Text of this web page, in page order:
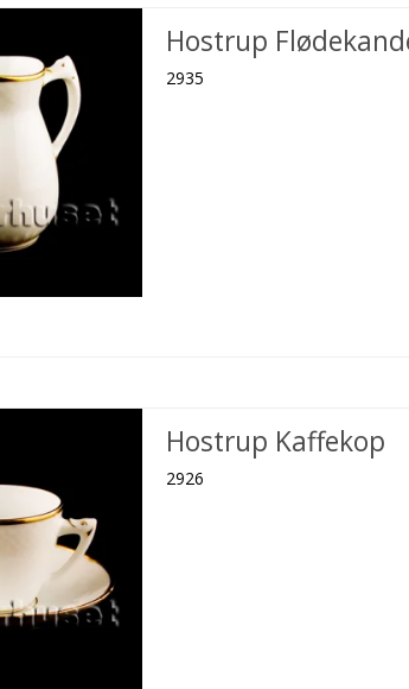
Hostrup
2935
Hostrup Kaffekop
2926